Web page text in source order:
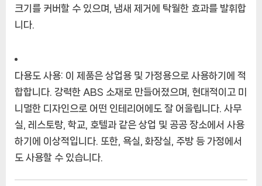
크기를 커버할 수 있으며, 냄새 제거에 탁월한 효과를 발휘합
니다.
다용도 사용: 이 제품은 상업용 및 가정용으로 사용하기에 적
합합니다. 강력한 ABS 소재로 만들어졌으며, 현대적이고 미
니멀한 디자인으로 어떤 인테리어에도 잘 어울립니다. 사무
실, 레스토랑, 학교, 호텔과 같은 상업 및 공공 장소에서 사용
하기에 이상적입니다. 또한, 욕실, 화장실, 주방 등 가정에서
도 사용할 수 있습니다.